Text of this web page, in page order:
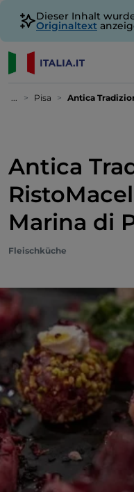
Dieser Inhalt
Originaltext
... Pisa Antica
Antica
Marina di
Fleischküche